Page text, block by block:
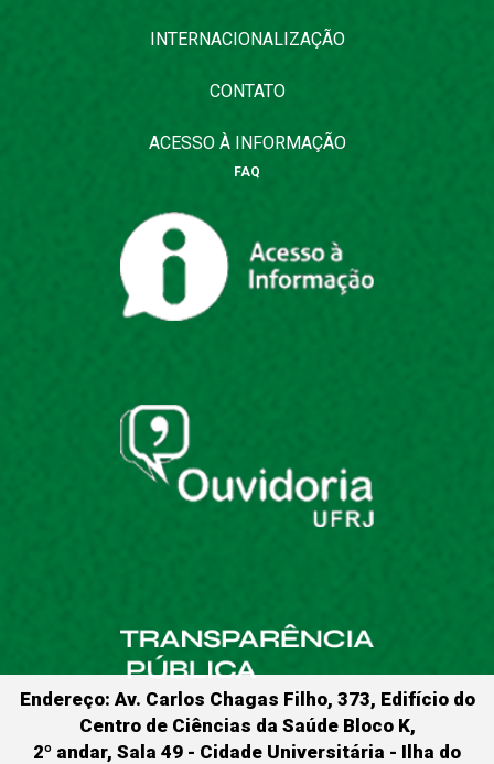
INTERNACIONALIZAÇÃO
CONTATO
ACESSO À INFORMAÇÃO
FAQ
Endereço: Av. Carlos Chagas Filho, 373, Edifício do
Centro de Ciências da Saúde Bloco K,
2º andar, Sala 49 - Cidade Universitária - Ilha do